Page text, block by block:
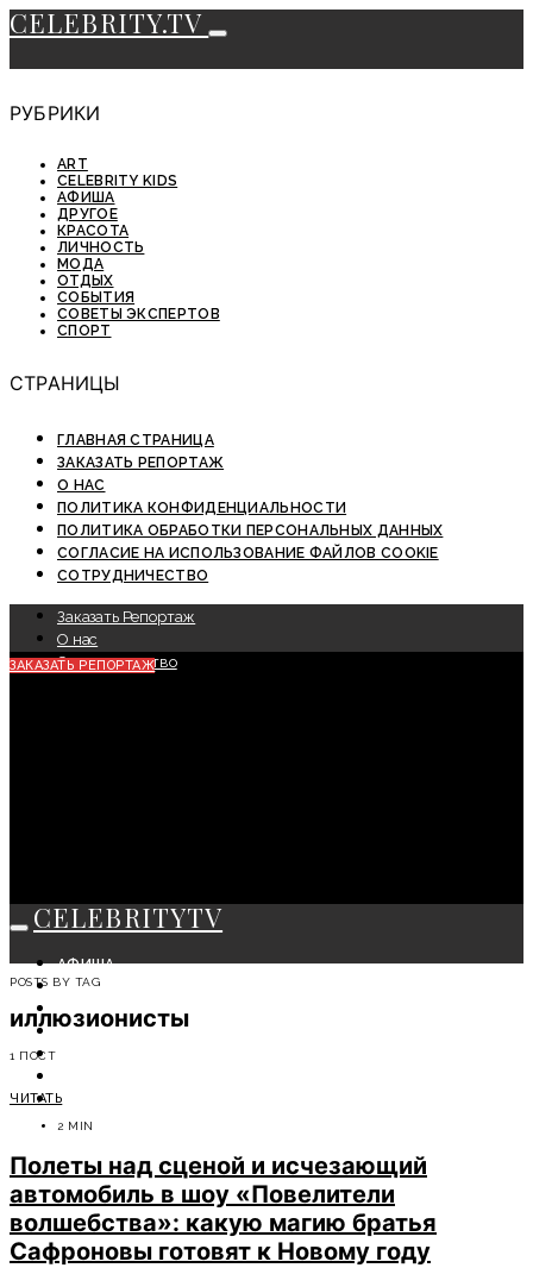
CELEBRITY.TV
РУБРИКИ
ART
CELEBRITY KIDS
АФИША
ДРУГОЕ
КРАСОТА
ЛИЧНОСТЬ
МОДА
ОТДЫХ
СОБЫТИЯ
СОВЕТЫ ЭКСПЕРТОВ
СПОРТ
СТРАНИЦЫ
ГЛАВНАЯ СТРАНИЦА
ЗАКАЗАТЬ РЕПОРТАЖ
О НАС
ПОЛИТИКА КОНФИДЕНЦИАЛЬНОСТИ
ПОЛИТИКА ОБРАБОТКИ ПЕРСОНАЛЬНЫХ ДАННЫХ
СОГЛАСИЕ НА ИСПОЛЬЗОВАНИЕ ФАЙЛОВ COOKIE
СОТРУДНИЧЕСТВО
Заказать Репортаж
О нас
Сотрудничество
ЗАКАЗАТЬ РЕПОРТАЖ
CELEBRITYTV
АФИША
СОБЫТИЯ
КРАСОТА
МОДА
СОВЕТЫ ЭКСПЕРТОВ
POSTS BY TAG
иллюзионисты
1 ПОСТ
ЧИТАТЬ
2 MIN
Полеты над сценой и исчезающий
автомобиль в шоу «Повелители
волшебства»: какую магию братья
Сафроновы готовят к Новому году